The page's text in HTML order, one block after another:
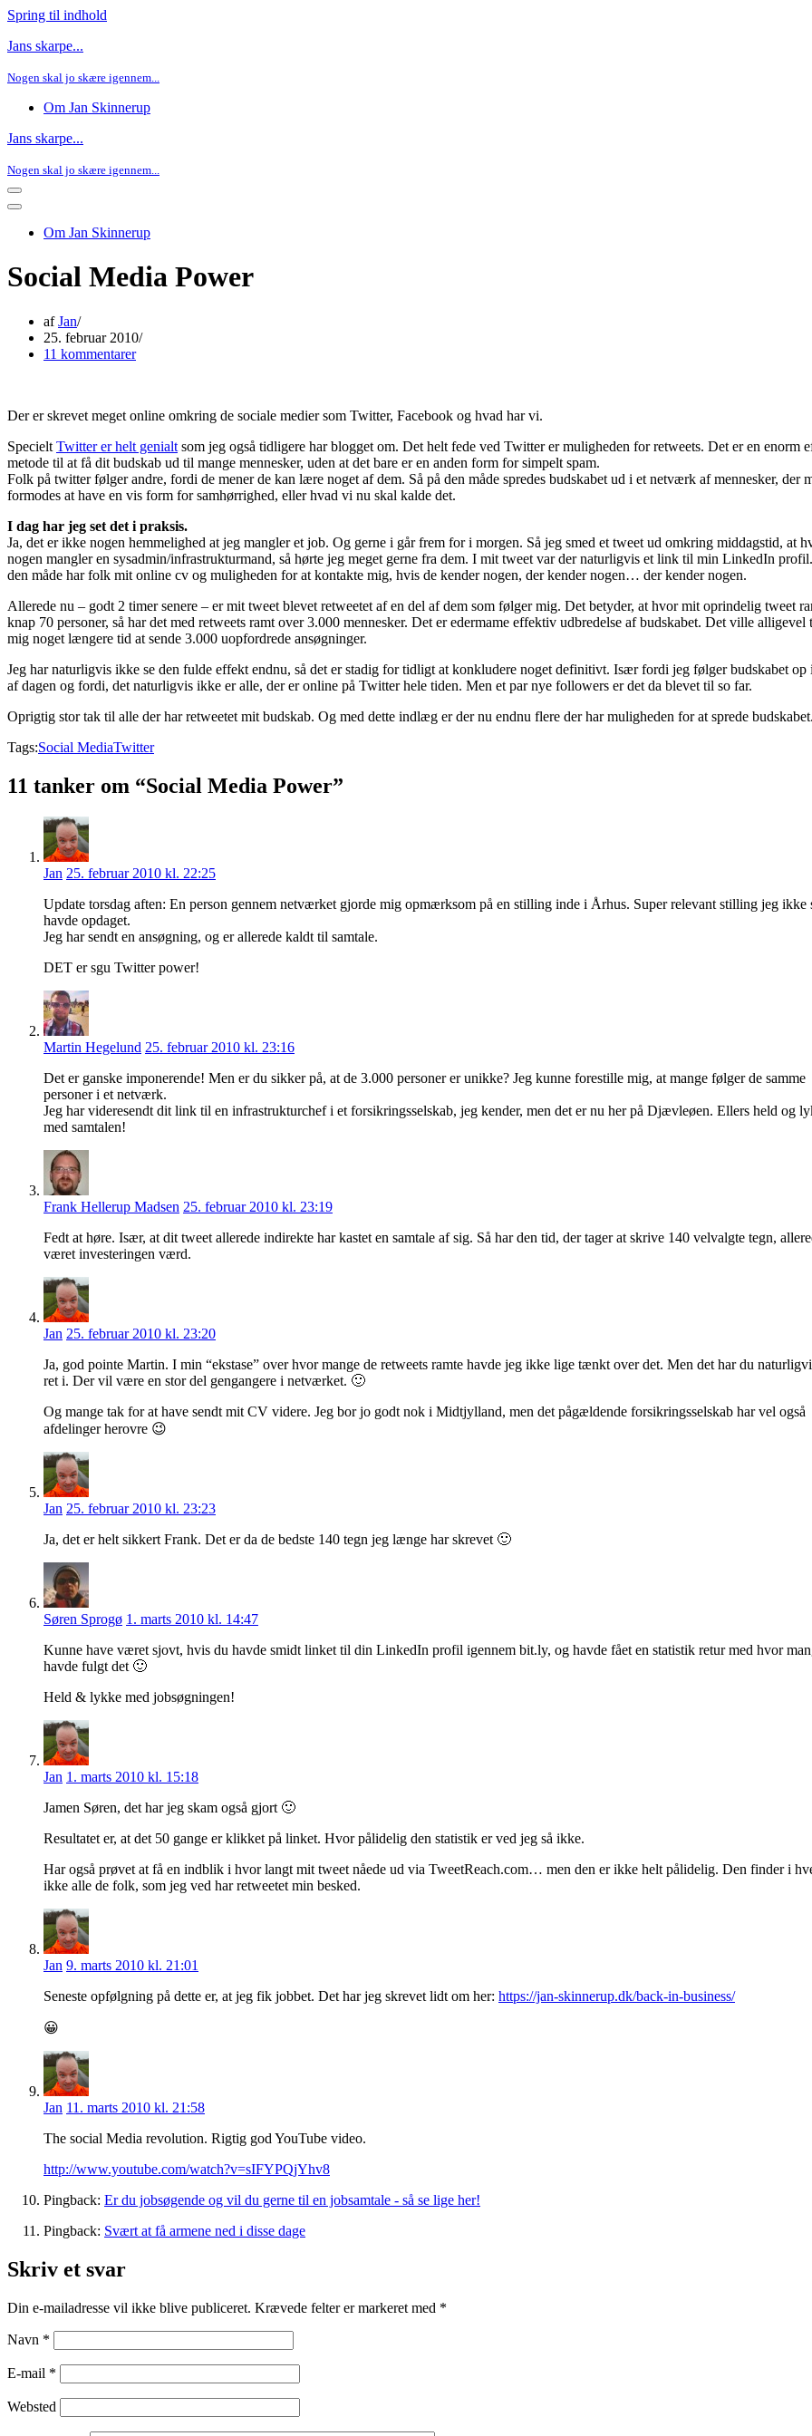
Spring til indhold
Jans skarpe...
Nogen skal jo skære igennem...
Om Jan Skinnerup
Jans skarpe...
Nogen skal jo skære igennem...
Navigation
menu
Navigation
Om Jan Skinnerup
Social Media Power
afJan
25. februar 2010
11 kommentarer
Der er skrevet meget online omkring de sociale medier som Twitter, Facebook og hvad har vi.
Specielt Twitter er helt genialt som jeg også tidligere har blogget om. Det helt fede ved Twitter er muligheden for retweets. Det er en enorm
metode til at få dit budskab ud til mange mennesker, uden at det bare er en anden form for simpelt spam.
Folk på twitter følger andre, fordi de mener de kan lære noget af dem. Så på den måde spredes budskabet ud i et netværk af mennesker, der
formodes at have en vis form for samhørrighed, eller hvad vi nu skal kalde det.
I dag har jeg set det i praksis.
Ja, det er ikke nogen hemmelighed at jeg mangler et job. Og gerne i går frem for i morgen. Så jeg smed et tweet ud omkring middagstid, at
nogen mangler en sysadmin/infrastrukturmand, så hørte jeg meget gerne fra dem. I mit tweet var der naturligvis et link til min LinkedIn
den måde har folk mit online cv og muligheden for at kontakte mig, hvis de kender nogen, der kender nogen… der kender nogen.
Allerede nu – godt 2 timer senere – er mit tweet blevet retweetet af en del af dem som følger mig. Det betyder, at hvor mit oprindelig tweet
knap 70 personer, så har det med retweets ramt over 3.000 mennesker. Det er edermame effektiv udbredelse af budskabet. Det ville alligevel
mig noget længere tid at sende 3.000 uopfordrede ansøgninger.
Jeg har naturligvis ikke se den fulde effekt endnu, så det er stadig for tidligt at konkludere noget definitivt. Især fordi jeg følger budskabet op
af dagen og fordi, det naturligvis ikke er alle, der er online på Twitter hele tiden. Men et par nye followers er det da blevet til so far.
Oprigtig stor tak til alle der har retweetet mit budskab. Og med dette indlæg er der nu endnu flere der har muligheden for at sprede budskabet.
Tags:Social MediaTwitter
11 tanker om “Social Media Power”
Jan 25. februar 2010 kl. 22:25
Update torsdag aften: En person gennem netværket gjorde mig opmærksom på en stilling inde i Århus. Super relevant stilling jeg ikke
havde opdaget.
Jeg har sendt en ansøgning, og er allerede kaldt til samtale.
DET er sgu Twitter power!
Martin Hegelund 25. februar 2010 kl. 23:16
Det er ganske imponerende! Men er du sikker på, at de 3.000 personer er unikke? Jeg kunne forestille mig, at mange følger de samme
personer i et netværk.
Jeg har videresendt dit link til en infrastrukturchef i et forsikringsselskab, jeg kender, men det er nu her på Djævleøen. Ellers held og
med samtalen!
Frank Hellerup Madsen 25. februar 2010 kl. 23:19
Fedt at høre. Især, at dit tweet allerede indirekte har kastet en samtale af sig. Så har den tid, der tager at skrive 140 velvalgte tegn,
været investeringen værd.
Jan 25. februar 2010 kl. 23:20
Ja, god pointe Martin. I min “ekstase” over hvor mange de retweets ramte havde jeg ikke lige tænkt over det. Men det har du
ret i. Der vil være en stor del gengangere i netværket. 🙂
Og mange tak for at have sendt mit CV videre. Jeg bor jo godt nok i Midtjylland, men det pågældende forsikringsselskab har vel også
afdelinger herovre 😉
Jan 25. februar 2010 kl. 23:23
Ja, det er helt sikkert Frank. Det er da de bedste 140 tegn jeg længe har skrevet 🙂
Søren Sprogø 1. marts 2010 kl. 14:47
Kunne have været sjovt, hvis du havde smidt linket til din LinkedIn profil igennem bit.ly, og havde fået en statistik retur med hvor
havde fulgt det 🙂
Held & lykke med jobsøgningen!
Jan 1. marts 2010 kl. 15:18
Jamen Søren, det har jeg skam også gjort 🙂
Resultatet er, at det 50 gange er klikket på linket. Hvor pålidelig den statistik er ved jeg så ikke.
Har også prøvet at få en indblik i hvor langt mit tweet nåede ud via TweetReach.com… men den er ikke helt pålidelig. Den finder i
ikke alle de folk, som jeg ved har retweetet min besked.
Jan 9. marts 2010 kl. 21:01
Seneste opfølgning på dette er, at jeg fik jobbet. Det har jeg skrevet lidt om her: https://jan-skinnerup.dk/back-in-business/
😀
Jan 11. marts 2010 kl. 21:58
The social Media revolution. Rigtig god YouTube video.
http://www.youtube.com/watch?v=sIFYPQjYhv8
Pingback: Er du jobsøgende og vil du gerne til en jobsamtale - så se lige her!
Pingback: Svært at få armene ned i disse dage
Skriv et svar
Din e-mailadresse vil ikke blive publiceret. Krævede felter er markeret med *
Navn *
E-mail *
Websted